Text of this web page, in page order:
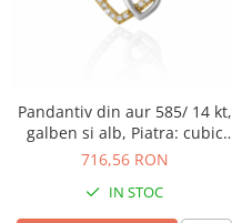
Pandantiv din aur 585/ 14 kt,
galben si alb, Piatra: cubic
zirconia, Culoare:
716,56 RON
IN STOC